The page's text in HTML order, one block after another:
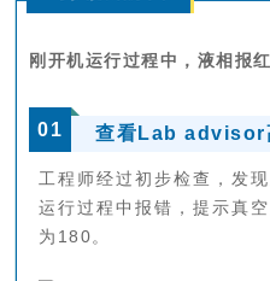
刚开机运行过程中， 液相报
01 查看Lab advisor
工程师经过初步检查，发
运行过程中报错，提示真
为180。